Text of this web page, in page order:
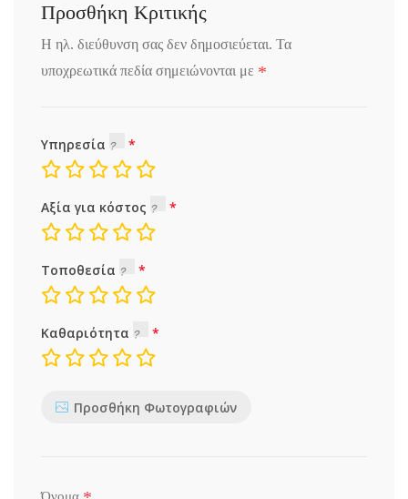
Προσθήκη Κριτικής
Η ηλ. διεύθυνση σας δεν δημοσιεύεται. Τα
υποχρεωτικά πεδία σημειώνονται με *
Υπηρεσία
Αξία για κόστος
Τοποθεσία
Καθαριότητα
Προσθήκη Φωτογραφιών